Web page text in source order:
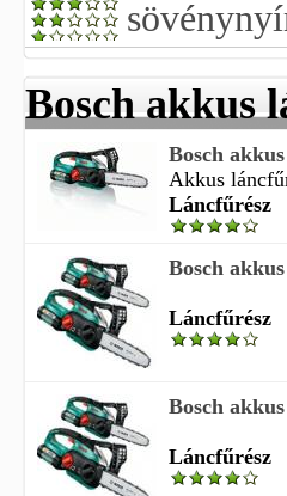
Bosch akkus
Bosch
Akkus
Láncfűrész
Bosch
Láncfűrész
Bosch
Láncfűrész